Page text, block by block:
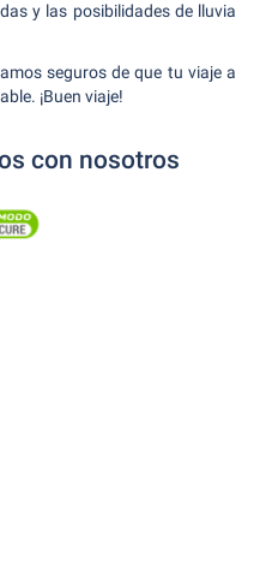
y las posibilidades de lluvia
seguros de que tu viaje a
¡Buen viaje!
con nosotros